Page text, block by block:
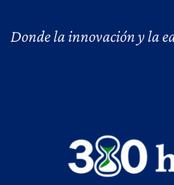
Donde la innovación y la